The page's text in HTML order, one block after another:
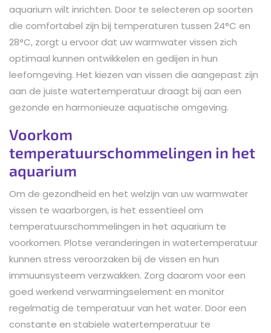
aquarium wilt inrichten. Door te selecteren op soorten
die comfortabel zijn bij temperaturen tussen 24°C en
28°C, zorgt u ervoor dat uw warmwater vissen zich
optimaal kunnen ontwikkelen en gedijen in hun
leefomgeving. Het kiezen van vissen die aangepast zijn
aan de juiste watertemperatuur draagt bij aan een
gezonde en harmonieuze aquatische omgeving.
Voorkom
temperatuurschommelingen in het
aquarium
Om de gezondheid en het welzijn van uw warmwater
vissen te waarborgen, is het essentieel om
temperatuurschommelingen in het aquarium te
voorkomen. Plotse veranderingen in watertemperatuur
kunnen stress veroorzaken bij de vissen en hun
immuunsysteem verzwakken. Zorg daarom voor een
goed werkend verwarmingselement en monitor
regelmatig de temperatuur van het water. Door een
constante en stabiele watertemperatuur te